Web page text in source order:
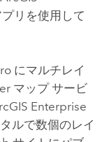
リを使用して
にマルチレイ
マップ サービ
Enterprise
ルで数個のレイ